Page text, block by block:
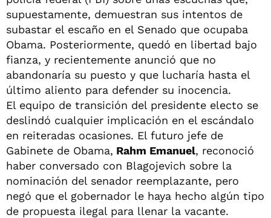
supuestamente, demuestran sus intentos de
subastar el escaño en el Senado que ocupaba
Obama. Posteriormente, quedó en libertad bajo
fianza, y recientemente anunció que no
abandonaría su puesto y que lucharía hasta el
último aliento para defender su inocencia.
El equipo de transición del presidente electo se
deslindó cualquier implicación en el escándalo
en reiteradas ocasiones. El futuro jefe de
Gabinete de Obama, Rahm Emanuel, reconoció
haber conversado con Blagojevich sobre la
nominación del senador reemplazante, pero
negó que el gobernador le haya hecho algún tipo
de propuesta ilegal para llenar la vacante.